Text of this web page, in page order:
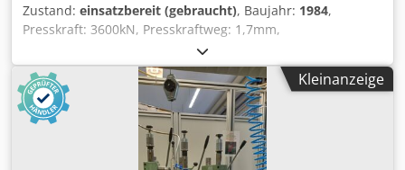
Zustand: einsatzbereit (gebraucht), Baujahr: 1984,
Presskraft: 3600kN, Presskraftweg: 1,7mm,
Pressarbeitsvermögen: 6120J. Hub: 60mm, Einbauhöhe:
340mm. Tischaufspannbreite/-tiefe: 440mm/525mm,
Werkzeughalterbreite/-tiefe: 440mm/320mm. Dimensionen
X/Y/Z: 1300mm/2000mm/2230mm, Gewicht: ca. 6300kg.
Dcodjr A Eifopfx Ab Usk
Kleinanzeige